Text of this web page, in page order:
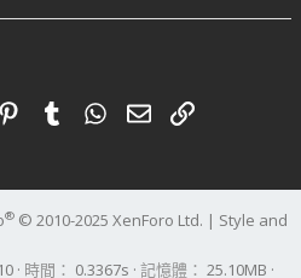
PinterestTumblrWhatsApp
電子郵件
連結
® © 2010-2025 XenForo Ltd. | Style and
10 時間 0.3367s 記憶體 25.10MB